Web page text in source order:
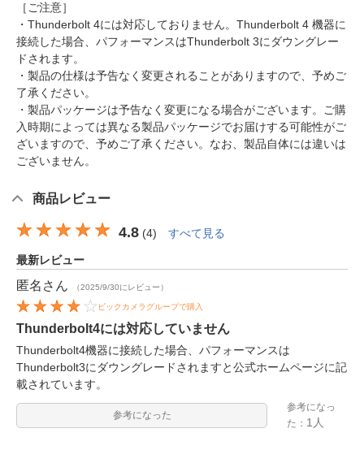
［ご注意］
・Thunderbolt 4には対応しておりません。Thunderbolt 4 機器に
接続した場合、パフォーマンスはThunderbolt 3にダウングレー
ドされます。
・製品の仕様は予告なく変更されることがありますので、予めご
了承ください。
・製品パッケージは予告なく変更になる場合がございます。ご購
入時期によっては異なる製品パッケージでお届けする可能性がご
ざいますので、予めご了承ください。なお、製品自体には違いは
ございません。
商品レビュー
4.8 (4) すべて見る
最新レビュー
匿名 さん （2025/9/30にレビュー）
ビックカメラグループで購入
Thunderbolt4には対応していません
Thunderbolt4機器に接続した場合、パフォーマンスは
Thunderbolt3にダウングレードされますと公式ホームページに記
載されています。
参考になった
参考になっ
た： 1人